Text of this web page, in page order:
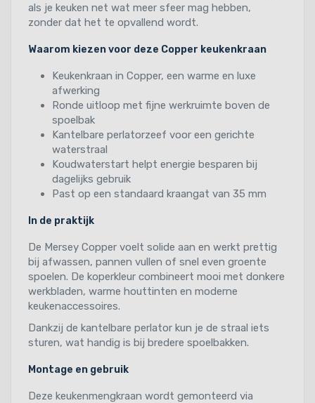
als je keuken net wat meer sfeer mag hebben,
zonder dat het te opvallend wordt.
Waarom kiezen voor deze Copper keukenkraan
Keukenkraan in Copper, een warme en luxe
afwerking
Ronde uitloop met fijne werkruimte boven de
spoelbak
Kantelbare perlatorzeef voor een gerichte
waterstraal
Koudwaterstart helpt energie besparen bij
dagelijks gebruik
Past op een standaard kraangat van 35 mm
In de praktijk
De Mersey Copper voelt solide aan en werkt prettig
bij afwassen, pannen vullen of snel even groente
spoelen. De koperkleur combineert mooi met donkere
werkbladen, warme houttinten en moderne
keukenaccessoires.
Dankzij de kantelbare perlator kun je de straal iets
sturen, wat handig is bij bredere spoelbakken.
Montage en gebruik
Deze keukenmengkraan wordt gemonteerd via